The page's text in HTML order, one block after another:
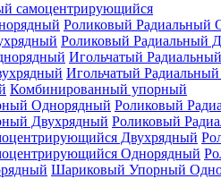
самоцентрирующийся
Роликовый Радиальный
Роликовый Радиальный
Игольчатый
Игольчатый
Комбинированный упорный
Роликовый
Роликовый
Шариковый Упорный